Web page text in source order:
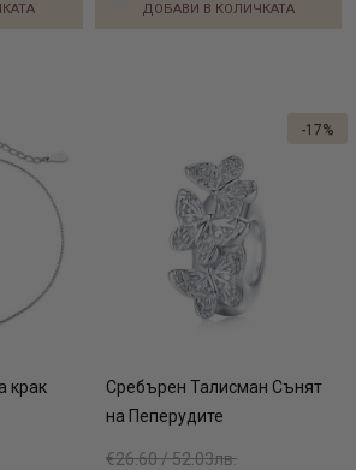
ДОБАВИ В КОЛИЧКАТА
крак
Сребърен Талисман Сънят
на Пеперудите
€26.60 / 52.03лв.
-17%